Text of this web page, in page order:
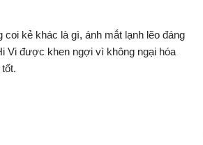
kẻ khác là gì, ánh mắt lạnh lẽo đáng
Vi được khen ngợi vì không ngại hóa